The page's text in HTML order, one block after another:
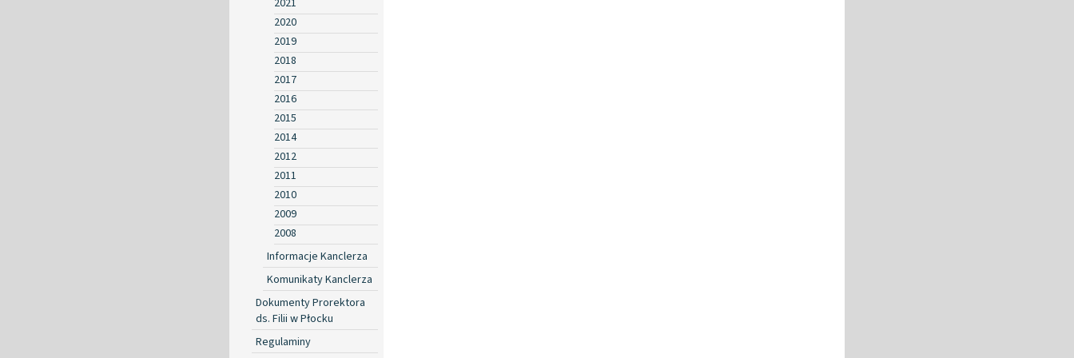
2020
2019
2018
2017
2016
2015
2014
2012
2011
2010
2009
2008
Informacje Kanclerza
Komunikaty Kanclerza
Dokumenty Prorektora
ds. Filii w Płocku
Regulaminy